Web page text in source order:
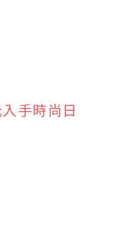
手時尚日